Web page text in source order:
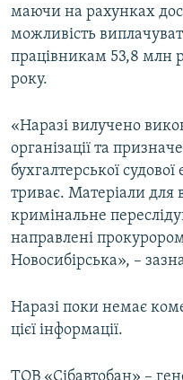
маючи на рахунках
можливість
працівникам 53,8 млн
року.
«Наразі вилучено
організації та
бухгалтерської
триває. Матеріали
кримінальне
направлені
Новосибірська», –
Наразі поки немає
цієї інформації.